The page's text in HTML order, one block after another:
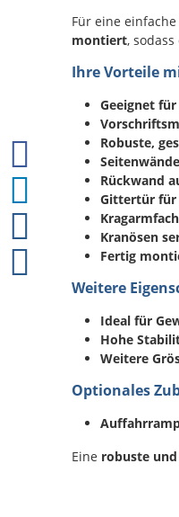
Für eine
montiert,
Ihre Vorteile
Geeignet
Robuste,
Rückwand
Gittertür für
Kranösen
Fertig
Weitere
Ideal für
Hohe
Weitere
Optionales
Eine robuste